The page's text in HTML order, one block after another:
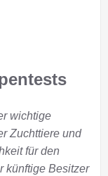
wichtige
Zuchttiere und
für den
künftige Besitzer